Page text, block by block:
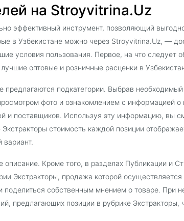
на Stroyvitrina.Uz
эффективный инструмент, позволяющий
в Узбекистане можно через Stroyvitrina.Uz, —
условия пользования. Первое, на что следует
оптовые и розничные расценки в
подкатегории. Выбрав необходимый
фото и ознакомлением с информацией о
и поставщиков. Используя эту информацию, вы
стоимость каждой позиции
вариант.
описание. Кроме того, в разделах Публикации и
Экстракторы, продажа которой осуществляется
собственным мнением о товаре. При
предлагающих позиции в рубрике Экстракторы,